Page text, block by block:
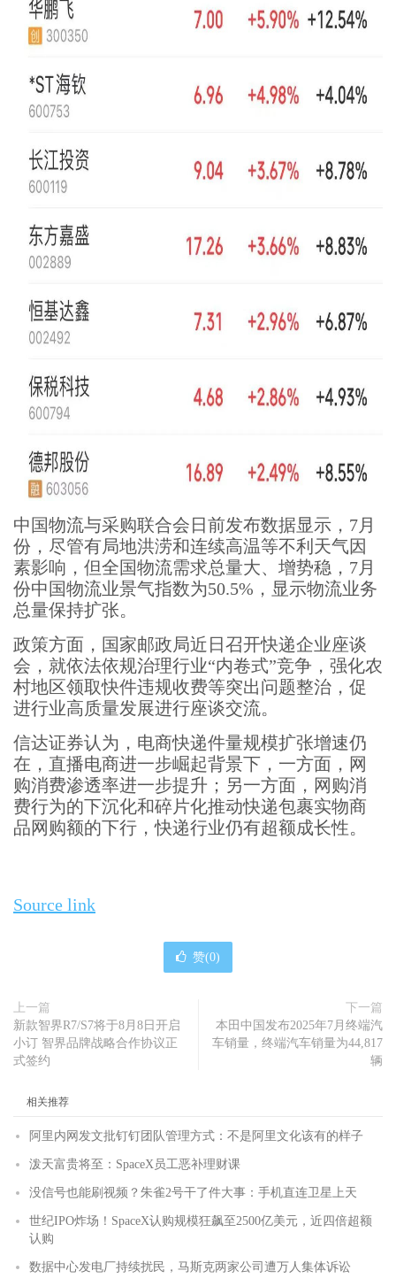
中国物流与采购联合会日前发布数据显示，7月
份，尽管有局地洪涝和连续高温等不利天气因
素影响，但全国物流需求总量大、增势稳，7月
份中国物流业景气指数为50.5%，显示物流业务
总量保持扩张。
政策方面，国家邮政局近日召开快递企业座谈
会，就依法依规治理行业“内卷式”竞争，强化农
村地区领取快件违规收费等突出问题整治，促
进行业高质量发展进行座谈交流。
信达证券认为，电商快递件量规模扩张增速仍
在，直播电商进一步崛起背景下，一方面，网
购消费渗透率进一步提升；另一方面，网购消
费行为的下沉化和碎片化推动快递包裹实物商
品网购额的下行，快递行业仍有超额成长性。
Source link
赞(0)
上一篇
新款智界R7/S7将于8月8日开启
小订 智界品牌战略合作协议正
式签约
下一篇
本田中国发布2025年7月终端汽
车销量，终端汽车销量为44,817
辆
相关推荐
阿里内网发文批钉钉团队管理方式：不是阿里文化该有的样子
泼天富贵将至：SpaceX员工恶补理财课
没信号也能刷视频？朱雀2号干了件大事：手机直连卫星上天
世纪IPO炸场！SpaceX认购规模狂飙至2500亿美元，近四倍超额
认购
数据中心发电厂持续扰民，马斯克两家公司遭万人集体诉讼